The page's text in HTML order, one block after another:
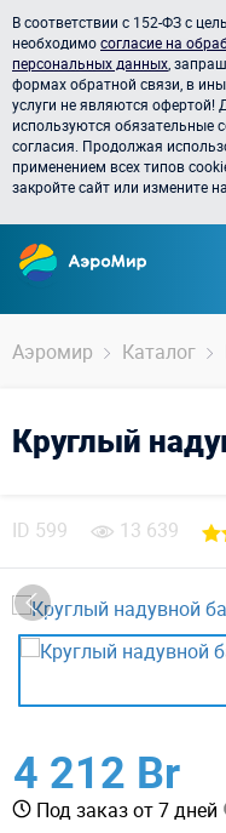
В соответствии с 152-ФЗ с
необходимосогласие на
персональных данных ,
формах обратной связи, в
услуги не являются офертой!
используются обязательные
согласия. Продолжая
применением всех типов
закройте сайт или измените
Аэромир Каталог
Круглый
ID 599 13 639
4 212 Br
Под заказ от 7 дней